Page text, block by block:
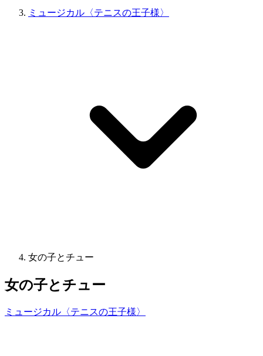
ミュージカル〈テニスの王子様〉
女の子とチュー
女の子とチュー
ミュージカル〈テニスの王子様〉